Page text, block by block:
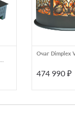
Очаг Dimplex
474 990 ₽